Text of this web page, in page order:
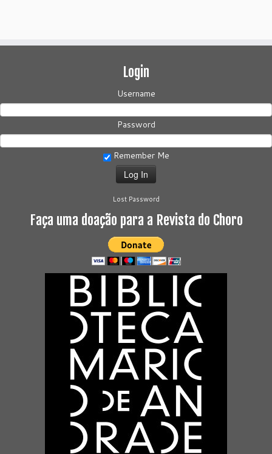
Login
Username
Password
Remember Me
Lost Password
Faça uma doação para a Revista do Choro